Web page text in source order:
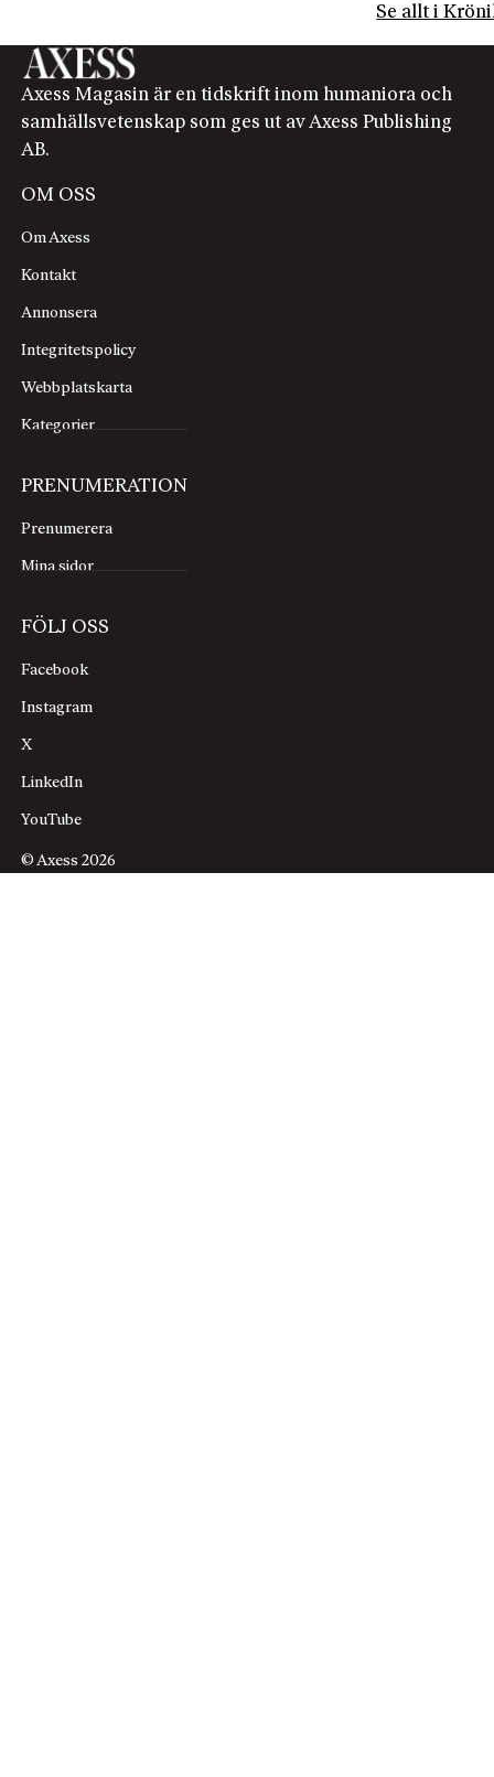
Se allt i
Axess Magasin är en tidskrift inom humaniora och
samhällsvetenskap som ges ut av Axess Publishing
AB.
OM OSS
Om Axess
Kontakt
Annonsera
Integritetspolicy
Webbplatskarta
Kategorier
PRENUMERATION
Prenumerera
Mina sidor
FÖLJ OSS
Facebook
Instagram
X
LinkedIn
YouTube
© Axess 2026